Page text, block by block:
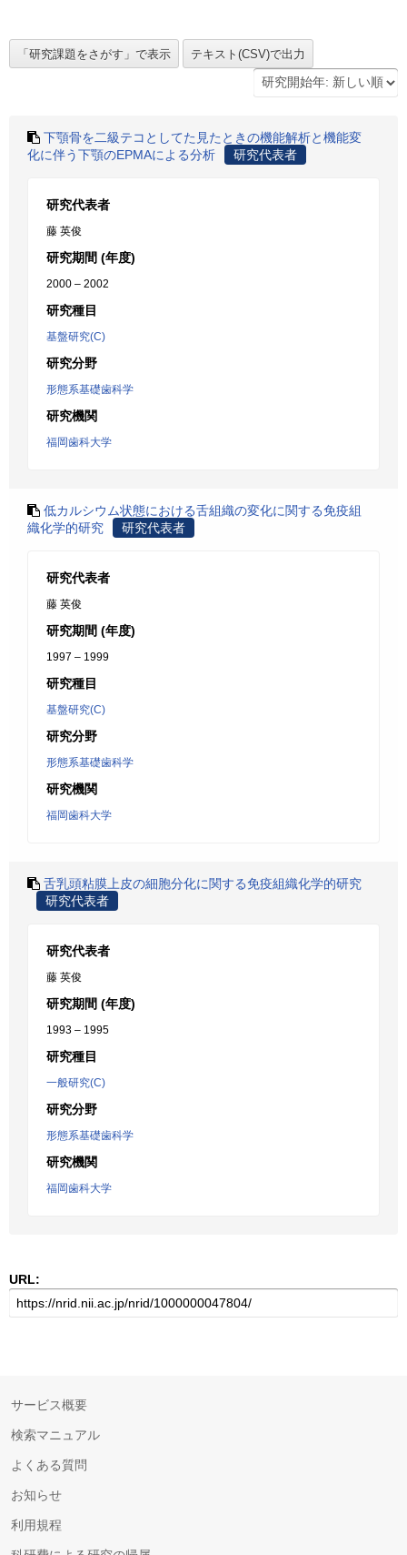
下顎骨を二級テコとしてた見たときの機能解析と機能変
化に伴う下顎のEPMAによる分析
研究代表者
研究代表者
藤 英俊
研究期間 (年度)
2000 – 2002
研究種目
基盤研究(C)
研究分野
形態系基礎歯科学
研究機関
福岡歯科大学
低カルシウム状態における舌組織の変化に関する免疫組
織化学的研究
研究代表者
研究代表者
藤 英俊
研究期間 (年度)
1997 – 1999
研究種目
基盤研究(C)
研究分野
形態系基礎歯科学
研究機関
福岡歯科大学
舌乳頭粘膜上皮の細胞分化に関する免疫組織化学的研究
研究代表者
研究代表者
藤 英俊
研究期間 (年度)
1993 – 1995
研究種目
一般研究(C)
研究分野
形態系基礎歯科学
研究機関
福岡歯科大学
URL:
サービス概要
検索マニュアル
よくある質問
お知らせ
利用規程